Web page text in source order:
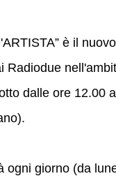
è il
Radiodue
dalle ore
ogni giorno (da